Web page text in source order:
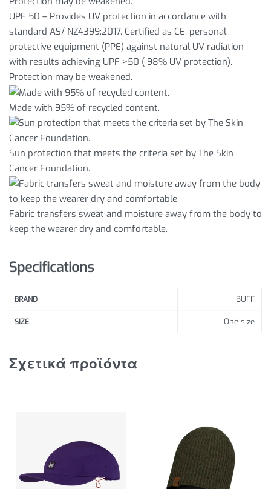
UPF 50 – Provides UV protection in accordance with
standard AS/ NZ4399:2017. Certified as CE, personal
protective equipment (PPE) against natural UV radiation
with results achieving UPF >50 ( 98% UV protection).
Protection may be weakened.
Made with 95% of recycled content.
Sun protection that meets the criteria set by The Skin
Cancer Foundation.
Fabric transfers sweat and moisture away from the body to
keep the wearer dry and comfortable.
Specifications
BRAND BUFF
SIZE One size
Σχετικά προϊόντα